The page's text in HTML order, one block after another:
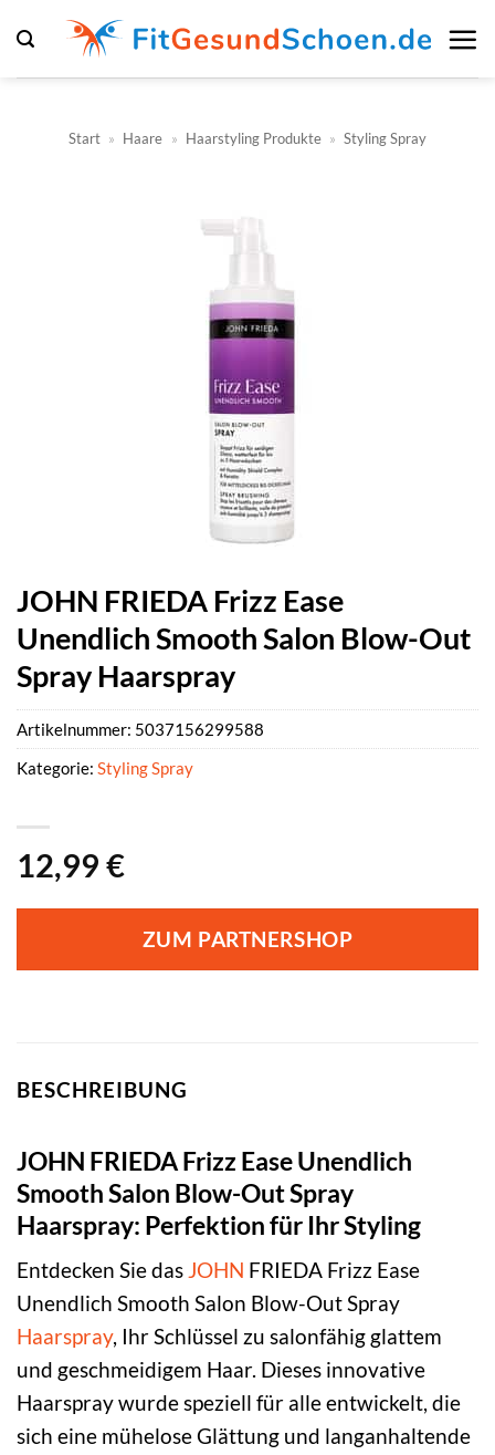
Inhalt
springen
Start » Haare » Haarstyling Produkte » Styling Spray
JOHN FRIEDA Frizz Ease
Unendlich Smooth Salon Blow-Out
Spray Haarspray
12,99 €
ZUM PARTNERSHOP
Artikelnummer: 5037156299588
Kategorie: Styling Spray
BESCHREIBUNG
JOHN FRIEDA Frizz Ease Unendlich
Smooth Salon Blow-Out Spray
Haarspray: Perfektion für Ihr Styling
Entdecken Sie das JOHN FRIEDA Frizz Ease
Unendlich Smooth Salon Blow-Out Spray
Haarspray, Ihr Schlüssel zu salonfähig glattem
und geschmeidigem Haar. Dieses innovative
Haarspray wurde speziell für alle entwickelt, die
sich eine mühelose Glättung und langanhaltende